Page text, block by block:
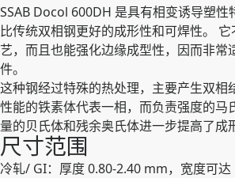
SSAB Docol 600DH 是具有相变诱导塑性
比传统双相钢更好的成形性和可焊性。
艺，而且也能强化边缘成型性，因而非常
件。
这种钢经过特殊的热处理，主要产生双相
性能的铁素体代表一相，而负责强度的马
量的贝氏体和残余奥氏体进一步提高了成
尺寸范围
冷轧/ GI：厚度 0.80-2.40 mm，宽度可达